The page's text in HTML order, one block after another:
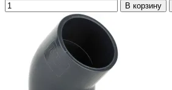
В корзину